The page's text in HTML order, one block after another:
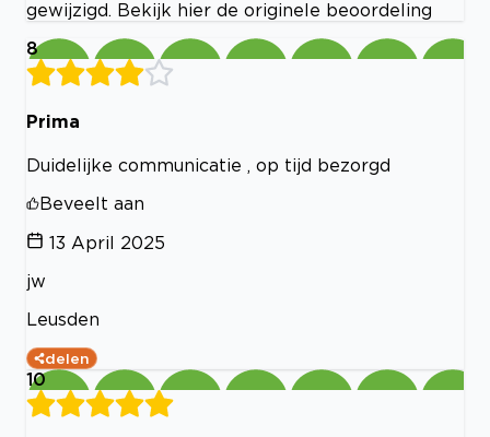
gewijzigd. Bekijk hier de originele beoordeling
8
Prima
Duidelijke communicatie , op tijd bezorgd
Beveelt aan
13 April 2025
jw
Leusden
delen
10